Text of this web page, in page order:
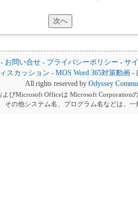
- お問い合せ - プライバシーポリシー - サ
スカッション -MOS Word 365対策動画 -
All rights reserved by Odyssey
よびMicrosoft Officeは Microsoft Corporation
その他システム名、プログラム名などは、